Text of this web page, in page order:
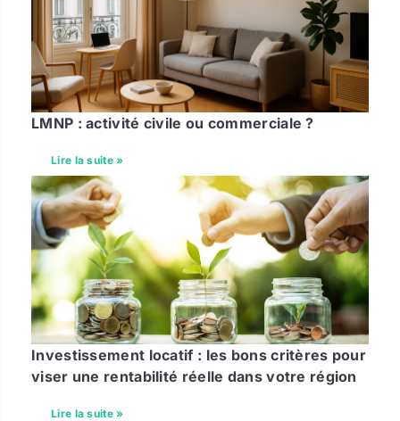
LMNP : activité civile ou commerciale ?
Lire la suite »
Investissement locatif : les bons critères pour
viser une rentabilité réelle dans votre région
Lire la suite »